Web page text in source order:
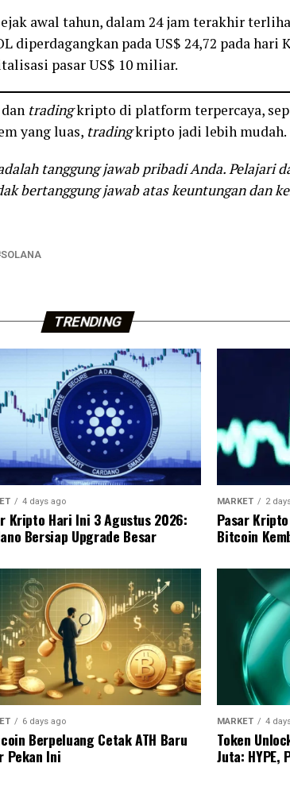
awal tahun, dalam 24 jam terakhir
diperdagangkan pada US$ 24,72 pada
pasar US$ 10 miliar.
tradingkripto di platform terpercaya,
yang luas, tradingkripto jadi lebih mudah.
tanggung jawab pribadi Anda. Pelajari
bertanggung jawab atas keuntungan dan
SOLANA
TRENDING
4 days ago
Kripto Hari Ini 3 Agustus 2026:
Bersiap Upgrade Besar
MARKET 2
Pasar
Bitcoin
6 days ago
Berpeluang Cetak ATH Baru
Pekan Ini
MARKET 4
Token
Juta: HYPE,